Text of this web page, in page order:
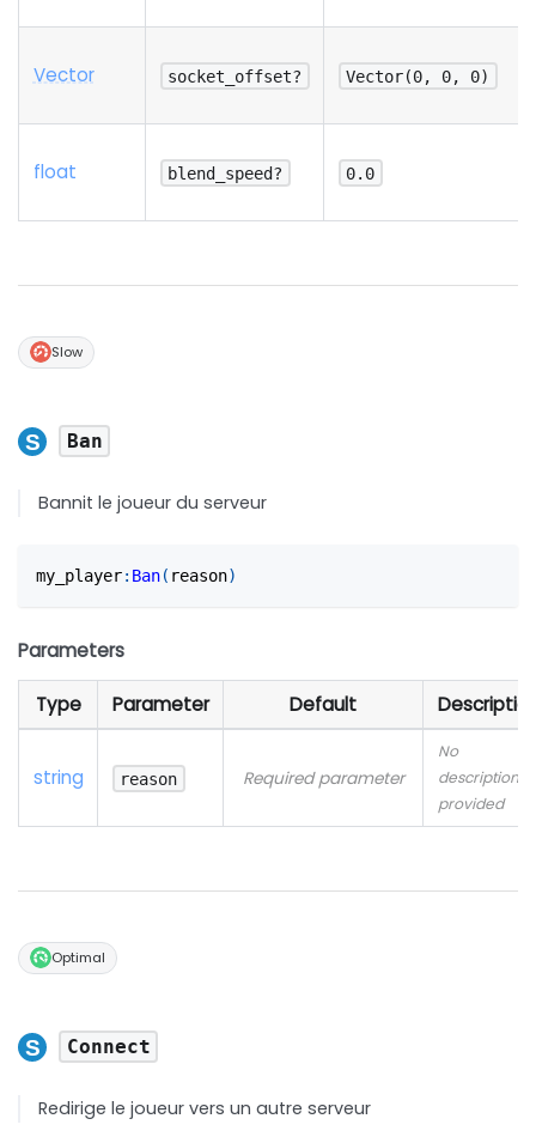
Vector socket_offset? Vector(0, 0, 0)
float blend_speed? 0.0
Slow
Ban
Bannit le joueur du serveur
my_player: Ban( reason)
Parameters
Type Parameter Default
string reason Required parameter
No
description
provided
Optimal
Connect
Redirige le joueur vers un autre serveur